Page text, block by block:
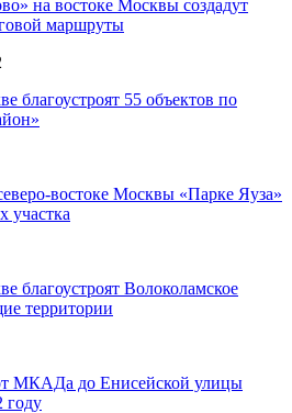
на востоке Москвы создадут
маршруты
благоустроят 55 объектов по
востоке Москвы «Парке Яуза»
участка
благоустроят Волоколамское
территории
МКАДа до Енисейской улицы
году